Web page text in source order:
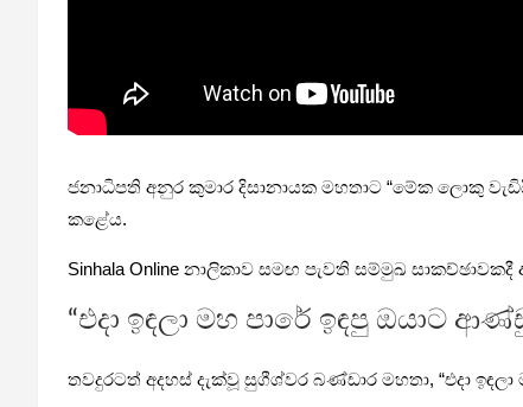
ජනාධිපති අනුර කුමාර දිසානායක මහතාට “මේක ලොකු
කළේය.
Sinhala Online නාලිකාව සමඟ පැවති සම්මුඛ
“එදා ඉඳලා මහ පාරේ ඉඳපු ඔයාට
තවදුරටත් අදහස් දැක්වූ සුගීශ්වර බණ්ඩාර මහතා, “එදා